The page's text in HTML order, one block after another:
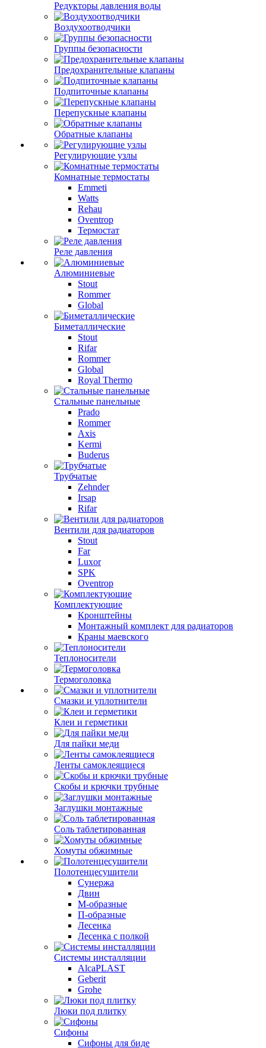
Редукторы давления воды
Воздухоотводчики
Группы безопасности
Предохранительные клапаны
Подпиточные клапаны
Перепускные клапаны
Обратные клапаны
Регулирующие узлы
Комнатные термостаты
Emmeti
Watts
Rehau
Oventrop
Термостат
Реле давления
Алюминиевые
Stout
Rommer
Global
Биметаллические
Stout
Rifar
Rommer
Global
Royal Thermo
Стальные панельные
Prado
Rommer
Axis
Kermi
Buderus
Трубчатые
Zehnder
Irsap
Rifar
Вентили для радиаторов
Stout
Far
Luxor
SPK
Oventrop
Комплектующие
Кронштейны
Монтажный комплект для радиаторов
Краны маевского
Теплоносители
Термоголовка
Смазки и уплотнители
Клеи и герметики
Для пайки меди
Ленты самоклеящиеся
Скобы и крючки трубные
Заглушки монтажные
Соль таблетированная
Хомуты обжимные
Полотенцесушители
Сунержа
Двин
М-образные
П-образные
Лесенка
Лесенка с полкой
Системы инсталляции
AlcaPLAST
Geberit
Grohe
Люки под плитку
Сифоны
Сифoны для биде